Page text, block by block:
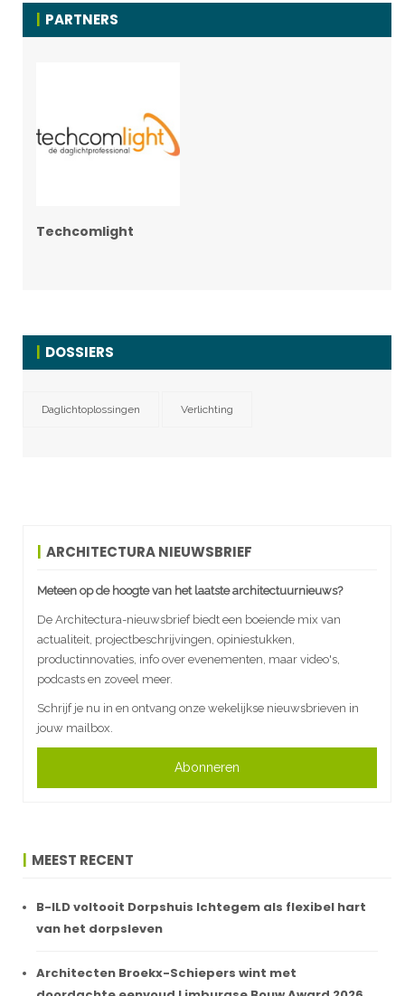
PARTNERS
Techcomlight
DOSSIERS
Daglichtoplossingen Verlichting
ARCHITECTURA NIEUWSBRIEF
Meteen op de hoogte van het laatste architectuurnieuws?
De Architectura-nieuwsbrief biedt een boeiende mix van
actualiteit, projectbeschrijvingen, opiniestukken,
productinnovaties, info over evenementen, maar video's,
podcasts en zoveel meer.
Schrijf je nu in en ontvang onze wekelijkse nieuwsbrieven in
jouw mailbox.
Abonneren
MEEST RECENT
B-ILD voltooit Dorpshuis Ichtegem als flexibel hart
van het dorpsleven
Architecten Broekx-Schiepers wint met